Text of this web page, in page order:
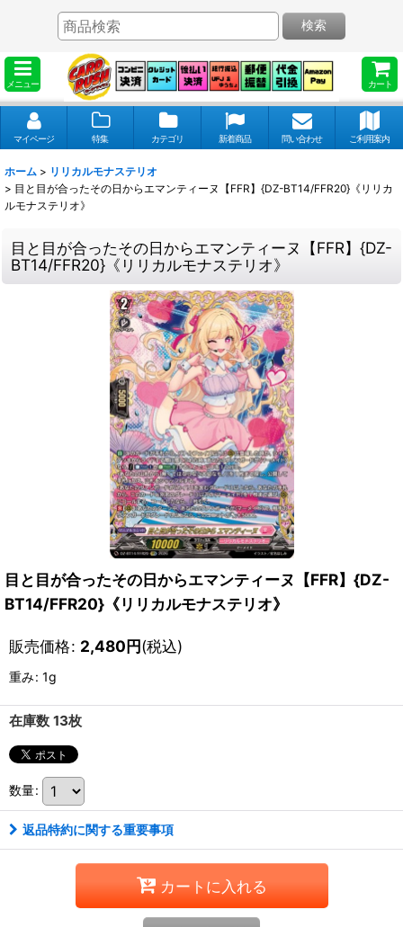
メニュー カート
検索
マイページ 特集 カテゴリ 新着商品 問い合わせ ご利用案内
ホーム > リリカルモナステリオ
> 目と目が合ったその日からエマンティーヌ【FFR】{DZ-BT14/FFR20}《リリカ
ルモナステリオ》
目と目が合ったその日からエマンティーヌ【FFR】{DZ-
BT14/FFR20}《リリカルモナステリオ》
目と目が合ったその日からエマンティーヌ【FFR】{DZ-
BT14/FFR20}《リリカルモナステリオ》
販売価格: 2,480円(税込)
重み: 1g
在庫数 13枚
数量:
返品特約に関する重要事項
カートに入れる